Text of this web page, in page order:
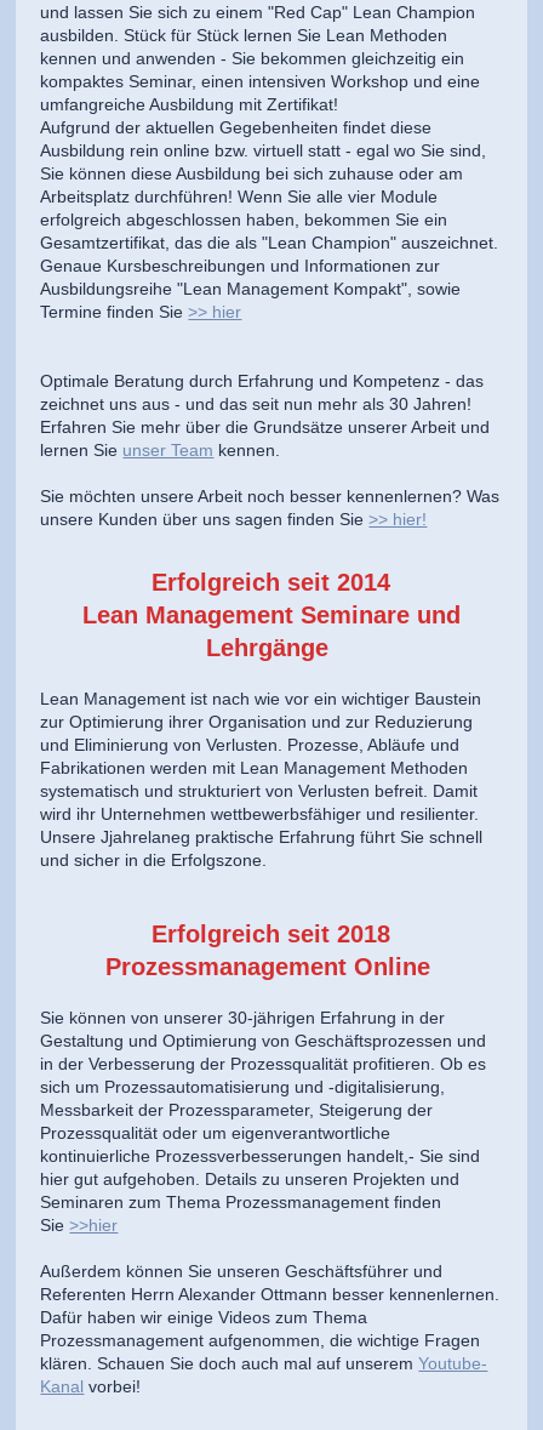
und lassen Sie sich zu einem "Red Cap" Lean Champion
ausbilden. Stück für Stück lernen Sie Lean Methoden
kennen und anwenden - Sie bekommen gleichzeitig ein
kompaktes Seminar, einen intensiven Workshop und eine
umfangreiche Ausbildung mit Zertifikat!
Aufgrund der aktuellen Gegebenheiten findet diese
Ausbildung rein online bzw. virtuell statt - egal wo Sie sind,
Sie können diese Ausbildung bei sich zuhause oder am
Arbeitsplatz durchführen! Wenn Sie alle vier Module
erfolgreich abgeschlossen haben, bekommen Sie ein
Gesamtzertifikat, das die als "Lean Champion" auszeichnet.
Genaue Kursbeschreibungen und Informationen zur
Ausbildungsreihe "Lean Management Kompakt", sowie
Termine finden Sie>> hier
Optimale Beratung durch Erfahrung und Kompetenz - das
zeichnet uns aus - und das seit nun mehr als 30 Jahren!
Erfahren Sie mehr über die Grundsätze unserer Arbeit und
lernen Sie unser Team kennen.
Sie möchten unsere Arbeit noch besser kennenlernen? Was
unsere Kunden über uns sagen finden Sie>> hier!
Erfolgreich seit 2014
Lean Management Seminare und
Lehrgänge
Lean Management ist nach wie vor ein wichtiger Baustein
zur Optimierung ihrer Organisation und zur Reduzierung
und Eliminierung von Verlusten. Prozesse, Abläufe und
Fabrikationen werden mit Lean Management Methoden
systematisch und strukturiert von Verlusten befreit. Damit
wird ihr Unternehmen wettbewerbsfähiger und resilienter.
Unsere Jjahrelaneg praktische Erfahrung führt Sie schnell
und sicher in die Erfolgszone.
Erfolgreich seit 2018
Prozessmanagement Online
Sie können von unserer 30-jährigen Erfahrung in der
Gestaltung und Optimierung von Geschäftsprozessen und
in der Verbesserung der Prozessqualität profitieren. Ob es
sich um Prozessautomatisierung und -digitalisierung,
Messbarkeit der Prozessparameter, Steigerung der
Prozessqualität oder um eigenverantwortliche
kontinuierliche Prozessverbesserungen handelt,- Sie sind
hier gut aufgehoben. Details zu unseren Projekten und
Seminaren zum Thema Prozessmanagement finden
Sie>>hier
Außerdem können Sie unseren Geschäftsführer und
Referenten Herrn Alexander Ottmann besser kennenlernen.
Dafür haben wir einige Videos zum Thema
Prozessmanagement aufgenommen, die wichtige Fragen
klären. Schauen Sie doch auch mal auf unseremYoutube-
Kanal vorbei!